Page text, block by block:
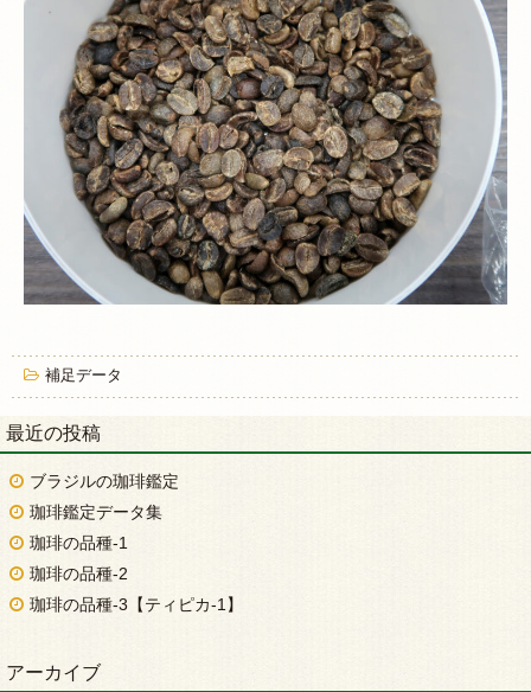
補足データ
最近の投稿
ブラジルの珈琲鑑定
珈琲鑑定データ集
珈琲の品種-1
珈琲の品種-2
珈琲の品種-3【ティピカ-1】
アーカイブ